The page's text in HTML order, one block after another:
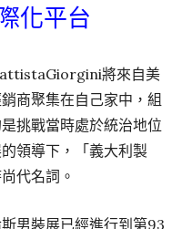
化平台
將來自美
商聚集在自己家中，組
挑戰當時處於統治地位
領導下，「義大利製
代名詞。
男裝展已經進行到第93